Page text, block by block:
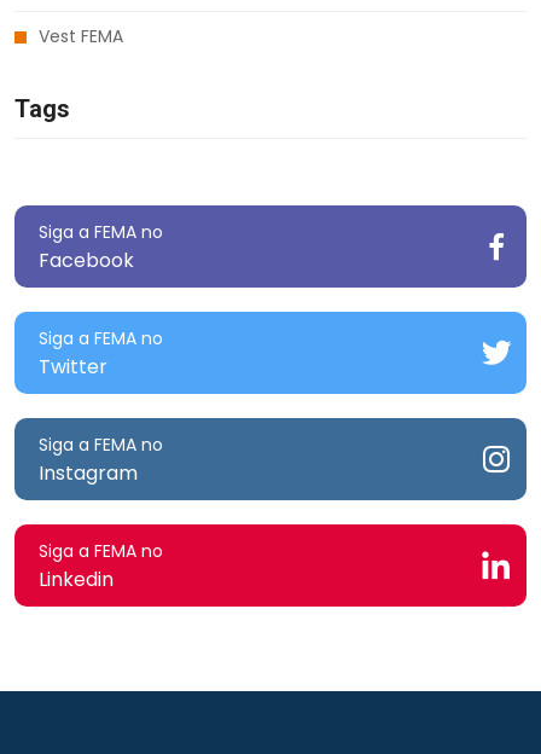
Vest FEMA
Tags
Siga a FEMA no
Facebook
Siga a FEMA no
Twitter
Siga a FEMA no
Instagram
Siga a FEMA no
Linkedin